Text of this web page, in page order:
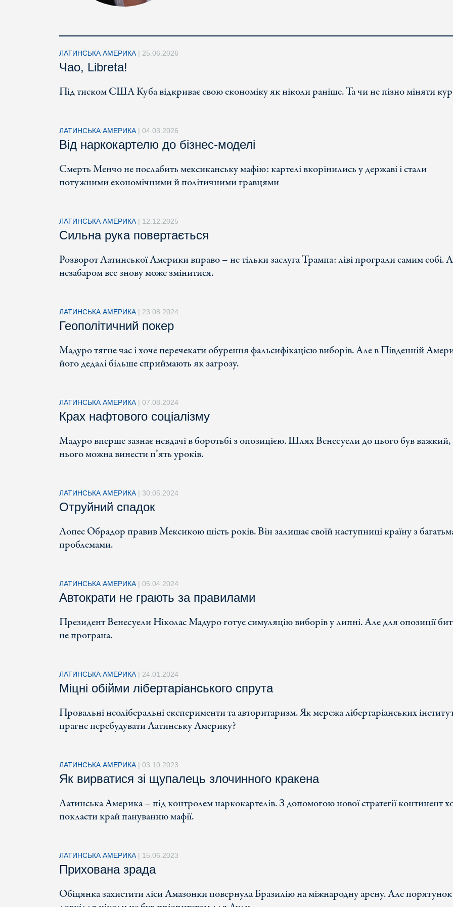
ЛАТИНСЬКА АМЕРИКА | 25.06.2026
Чао, Libreta!
Під тиском США Куба відкриває свою економіку як ніколи раніше. Та чи не пізно міняти
ЛАТИНСЬКА АМЕРИКА | 04.03.2026
Від наркокартелю до бізнес-моделі
Смерть Менчо не послабить мексиканську мафію: картелі вкорінились у державі і стали
потужними економічними й політичними гравцями
ЛАТИНСЬКА АМЕРИКА | 12.12.2025
Сильна рука повертається
Розворот Латинської Америки вправо – не тільки заслуга Трампа: ліві програли самим собі.
незабаром все знову може змінитися.
ЛАТИНСЬКА АМЕРИКА | 23.08.2024
Геополітичний покер
Мадуро тягне час і хоче перечекати обурення фальсифікацією виборів. Але в Південній
його дедалі більше сприймають як загрозу.
ЛАТИНСЬКА АМЕРИКА | 07.08.2024
Крах нафтового соціалізму
Мадуро вперше зазнає невдачі в боротьбі з опозицією. Шлях Венесуели до цього був важкий,
нього можна винести п’ять уроків.
ЛАТИНСЬКА АМЕРИКА | 30.05.2024
Отруйний спадок
Лопес Обрадор правив Мексикою шість років. Він залишає своїй наступниці країну з
проблемами.
ЛАТИНСЬКА АМЕРИКА | 05.04.2024
Автократи не грають за правилами
Президент Венесуели Ніколас Мадуро готує симуляцію виборів у липні. Але для опозиції
не програна.
ЛАТИНСЬКА АМЕРИКА | 24.01.2024
Міцні обійми лібертаріанського спрута
Провальні неоліберальні експерименти та авторитаризм. Як мережа лібертаріанських
прагне перебудувати Латинську Америку?
ЛАТИНСЬКА АМЕРИКА | 03.10.2023
Як вирватися зі щупалець злочинного кракена
Латинська Америка – під контролем наркокартелів. З допомогою нової стратегії континент
покласти край пануванню мафії.
ЛАТИНСЬКА АМЕРИКА | 15.06.2023
Прихована зрада
Обіцянка захистити ліси Амазонки повернула Бразилію на міжнародну арену. Але порятунок